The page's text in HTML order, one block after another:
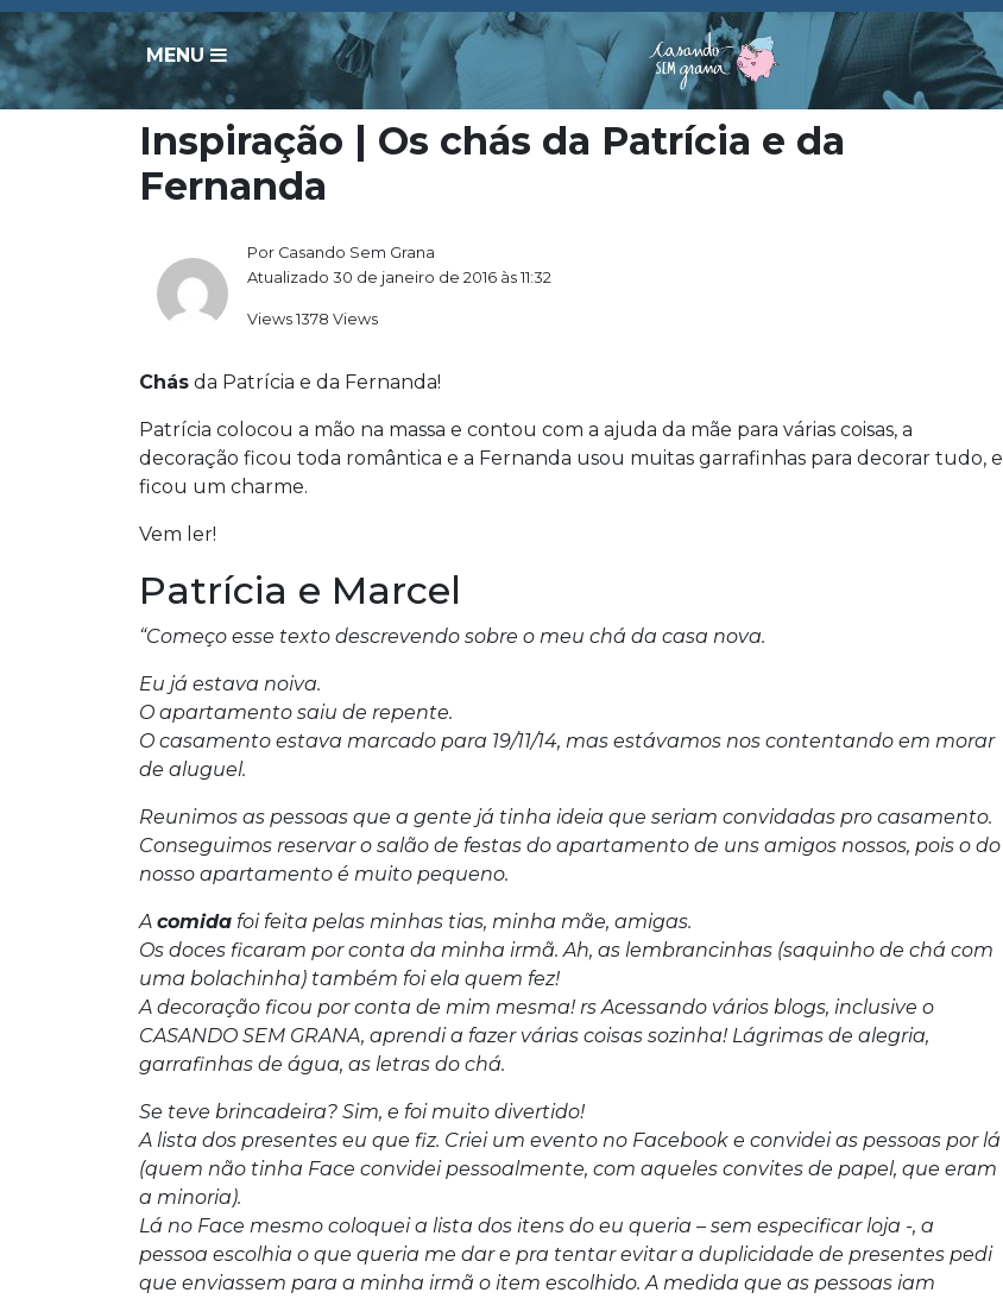
MENU
Inspiração | Os chás da Patrícia e da
Fernanda
Por Casando Sem Grana
Atualizado 30 de janeiro de 2016 às 11:32
Views 1378 Views
Chás da Patrícia e da Fernanda!
Patrícia colocou a mão na massa e contou com a ajuda da mãe para várias coisas, a
decoração ficou toda romântica e a Fernanda usou muitas garrafinhas para decorar tudo, e
ficou um charme.
Vem ler!
Patrícia e Marcel
“Começo esse texto descrevendo sobre o meu chá da casa nova.
Eu já estava noiva.
O apartamento saiu de repente.
O casamento estava marcado para 19/11/14, mas estávamos nos contentando em morar
de aluguel.
Reunimos as pessoas que a gente já tinha ideia que seriam convidadas pro casamento.
Conseguimos reservar o salão de festas do apartamento de uns amigos nossos, pois o do
nosso apartamento é muito pequeno.
A comida foi feita pelas minhas tias, minha mãe, amigas.
Os doces ficaram por conta da minha irmã. Ah, as lembrancinhas (saquinho de chá com
uma bolachinha) também foi ela quem fez!
A decoração ficou por conta de mim mesma! rs Acessando vários blogs, inclusive o
CASANDO SEM GRANA, aprendi a fazer várias coisas sozinha! Lágrimas de alegria,
garrafinhas de água, as letras do chá.
Se teve brincadeira? Sim, e foi muito divertido!
A lista dos presentes eu que fiz. Criei um evento no Facebook e convidei as pessoas por lá
(quem não tinha Face convidei pessoalmente, com aqueles convites de papel, que eram
a minoria).
Lá no Face mesmo coloquei a lista dos itens do eu queria – sem especificar loja -, a
pessoa escolhia o que queria me dar e pra tentar evitar a duplicidade de presentes pedi
que enviassem para a minha irmã o item escolhido. A medida que as pessoas iam